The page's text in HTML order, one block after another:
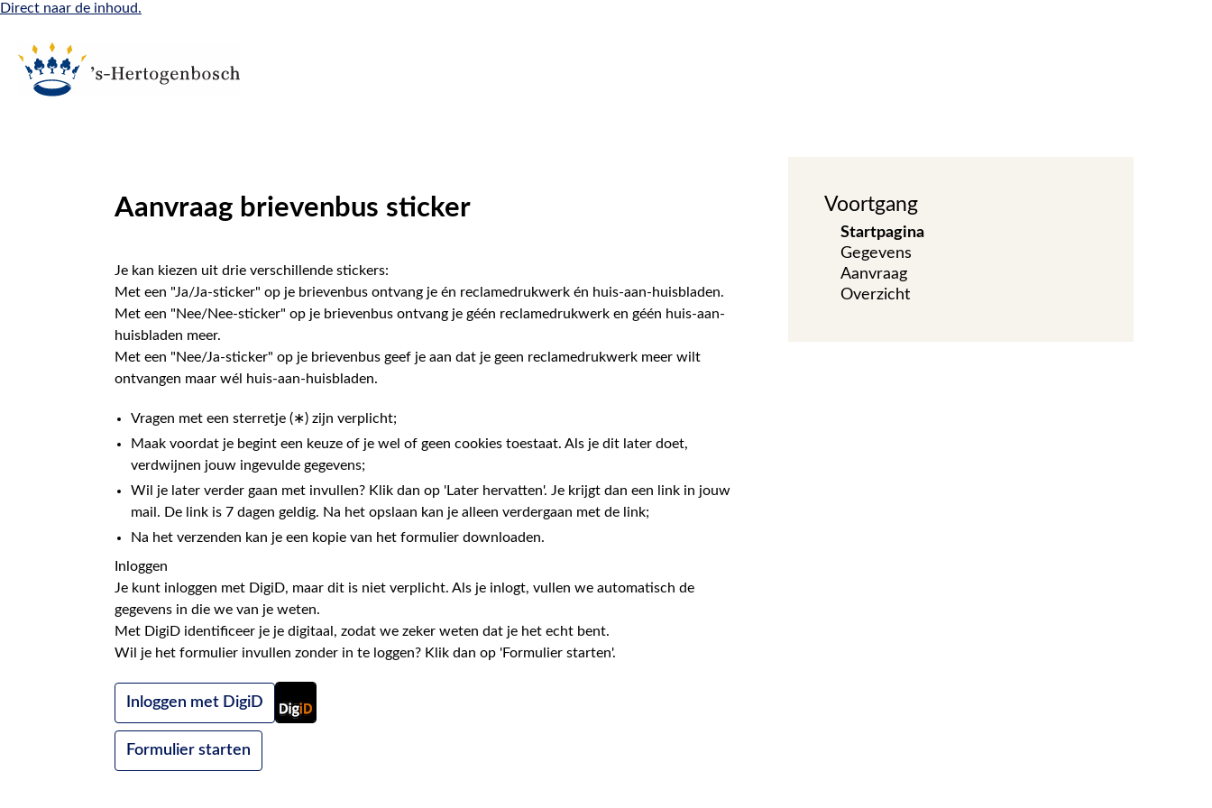
Direct naar de inhoud.
Aanvraag brievenbus sticker
Je kan kiezen uit drie verschillende stickers:
Met een "Ja/Ja-sticker" op je brievenbus ontvang je én reclamedrukwerk én huis-aan-huisbladen.
Met een "Nee/Nee-sticker" op je brievenbus ontvang je géén reclamedrukwerk en géén huis-aan-
huisbladen meer.
Met een "Nee/Ja-sticker" op je brievenbus geef je aan dat je geen reclamedrukwerk meer wilt
ontvangen maar wél huis-aan-huisbladen.
Vragen met een sterretje (∗) zijn verplicht;
Maak voordat je begint een keuze of je wel of geen cookies toestaat. Als je dit later doet,
verdwijnen jouw ingevulde gegevens;
Wil je later verder gaan met invullen? Klik dan op 'Later hervatten'. Je krijgt dan een link in jouw
mail. De link is 7 dagen geldig. Na het opslaan kan je alleen verdergaan met de link;
Na het verzenden kan je een kopie van het formulier downloaden.
Inloggen
Je kunt inloggen met DigiD, maar dit is niet verplicht. Als je inlogt, vullen we automatisch de
gegevens in die we van je weten.
Met DigiD identificeer je je digitaal, zodat we zeker weten dat je het echt bent.
Wil je het formulier invullen zonder in te loggen? Klik dan op 'Formulier starten'.
Inloggen met DigiD
Formulier starten
Voortgang
Startpagina
Gegevens
Aanvraag
Overzicht